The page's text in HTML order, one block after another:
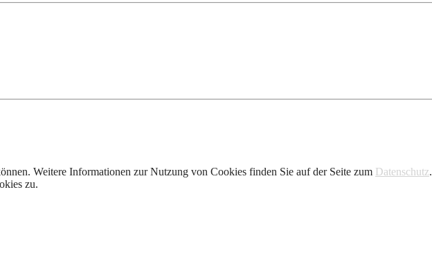
Weitere Informationen zur Nutzung von Cookies finden Sie auf der Seite zum Datenschutz.
zu.